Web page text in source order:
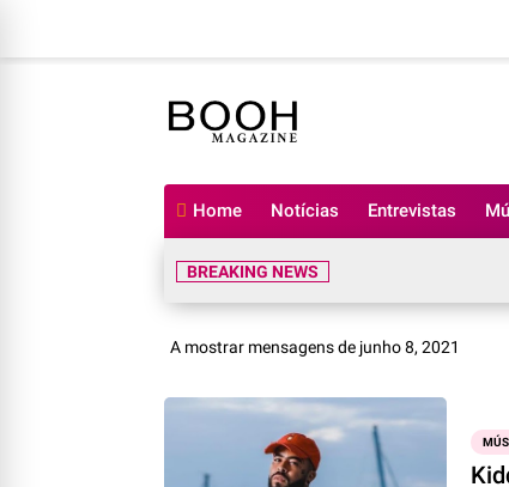
Home Notícias Entrevistas
BREAKING NEWS
A mostrar mensagens de junho 8, 2021